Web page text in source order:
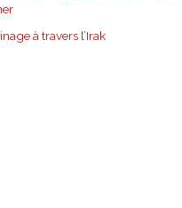
à travers l’Irak